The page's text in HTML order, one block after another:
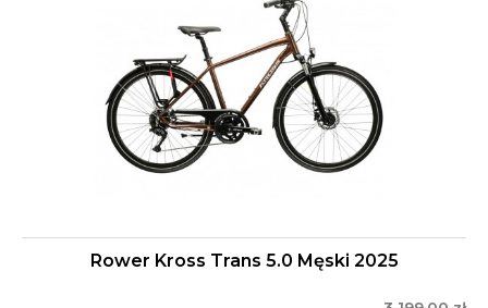
Rower Kross Trans 5.0 Męski 2025